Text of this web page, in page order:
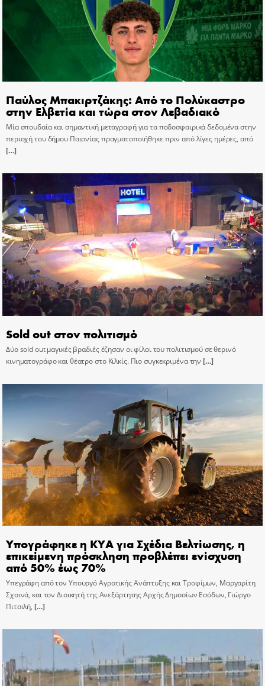
Παύλος Μπακιρτζάκης: Από το Πολύκαστρο
στην Ελβετία και τώρα στον Λεβαδιακό
Μία σπουδαία και σημαντική μεταγραφή για τα ποδοσφαιρικά δεδομένα στην
περιοχή του δήμου Παιονίας πραγματοποιήθηκε πριν από λίγες ημέρες, από
[…]
Sold out στον πολιτισμό
Δύο sold out μαγικές βραδιές έζησαν οι φίλοι του πολιτισμού σε θερινό
κινηματογράφο και θέατρο στο Κιλκίς. Πιο συγκεκριμένα την […]
Υπογράφηκε η ΚΥΑ για Σχέδια Βελτίωσης, η
επικείμενη πρόσκληση προβλέπει ενίσχυση
από 50% έως 70%
Υπεγράφη από τον Υπουργό Αγροτικής Ανάπτυξης και Τροφίμων, Μαργαρίτη
Σχοινά, και τον Διοικητή της Ανεξάρτητης Αρχής Δημοσίων Εσόδων, Γιώργο
Πιτσιλή, […]